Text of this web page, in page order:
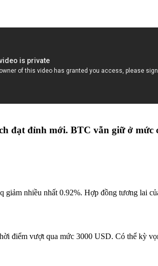
đạt đỉnh mới. BTC vẫn giữ ở mức
nhiều nhất 0.92%. Hợp đồng tương lai
điểm vượt qua mức 3000 USD. Có thể kỳ